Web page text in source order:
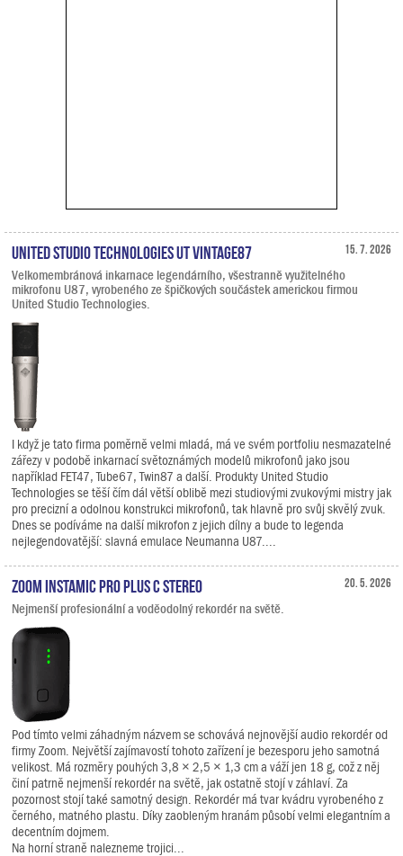
15. 7. 2026
United Studio Technologies UT Vintage87
Velkomembránová inkarnace legendárního, všestranně využitelného
mikrofonu U87, vyrobeného ze špičkových součástek americkou firmou
United Studio Technologies.
I když je tato firma poměrně velmi mladá, má ve svém portfoliu nesmazatelné
zářezy v podobě inkarnací světoznámých modelů mikrofonů jako jsou
například FET47, Tube67, Twin87 a další. Produkty United Studio
Technologies se těší čím dál větší oblibě mezi studiovými zvukovými mistry jak
pro precizní a odolnou konstrukci mikrofonů, tak hlavně pro svůj skvělý zvuk.
Dnes se podíváme na další mikrofon z jejich dílny a bude to legenda
nejlegendovatější: slavná emulace Neumanna U87....
20. 5. 2026
Zoom Instamic Pro Plus C Stereo
Nejmenší profesionální a voděodolný rekordér na světě.
Pod tímto velmi záhadným názvem se schovává nejnovější audio rekordér od
firmy Zoom. Největší zajímavostí tohoto zařízení je bezesporu jeho samotná
velikost. Má rozměry pouhých 3,8 × 2,5 × 1,3 cm a váží jen 18 g, což z něj
činí patrně nejmenší rekordér na světě, jak ostatně stojí v záhlaví. Za
pozornost stojí také samotný design. Rekordér má tvar kvádru vyrobeného z
černého, matného plastu. Díky zaobleným hranám působí velmi elegantním a
decentním dojmem.
Na horní straně nalezneme trojici...